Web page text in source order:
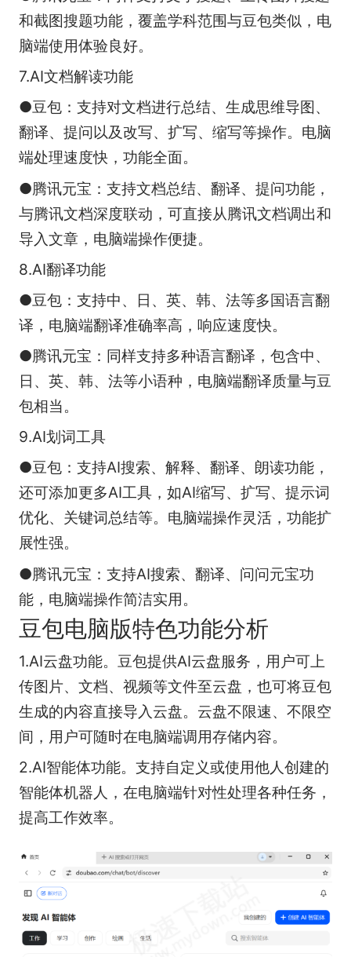
和截图搜题功能，覆盖学科范围与豆包类似，电
脑端使用体验良好。
7.AI文档解读功能
●豆包：支持对文档进行总结、生成思维导图、
翻译、提问以及改写、扩写、缩写等操作。电脑
端处理速度快，功能全面。
●腾讯元宝：支持文档总结、翻译、提问功能，
与腾讯文档深度联动，可直接从腾讯文档调出和
导入文章，电脑端操作便捷。
8.AI翻译功能
●豆包：支持中、日、英、韩、法等多国语言翻
译，电脑端翻译准确率高，响应速度快。
●腾讯元宝：同样支持多种语言翻译，包含中、
日、英、韩、法等小语种，电脑端翻译质量与豆
包相当。
9.AI划词工具
●豆包：支持AI搜索、解释、翻译、朗读功能，
还可添加更多AI工具，如AI缩写、扩写、提示词
优化、关键词总结等。电脑端操作灵活，功能扩
展性强。
●腾讯元宝：支持AI搜索、翻译、问问元宝功
能，电脑端操作简洁实用。
豆包电脑版特色功能分析
1.AI云盘功能。豆包提供AI云盘服务，用户可上
传图片、文档、视频等文件至云盘，也可将豆包
生成的内容直接导入云盘。云盘不限速、不限空
间，用户可随时在电脑端调用存储内容。
2.AI智能体功能。支持自定义或使用他人创建的
智能体机器人，在电脑端针对性处理各种任务，
提高工作效率。